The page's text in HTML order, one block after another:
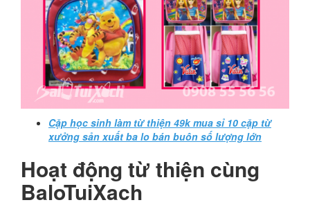
Cặp học sinh làm từ thiện 49k mua sỉ 10 cặp từ
xưởng sản xuất ba lo bán buôn số lượng lớn
Hoạt động từ thiện cùng
BaloTuiXach